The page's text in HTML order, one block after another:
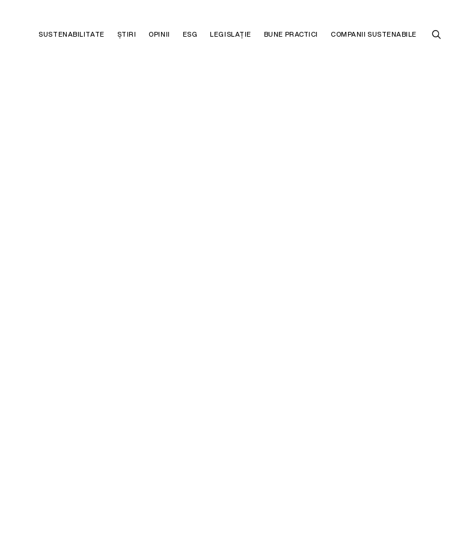
SUSTENABILITATE ȘTIRI OPINII ESG LEGISLAȚIE BUNE PRACTICI COMPANII SUSTENABILE